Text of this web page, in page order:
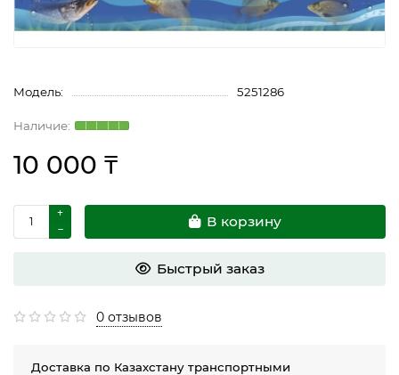
Модель: 5251286
10 000 ₸
В корзину
Быстрый заказ
0 отзывов
Доставка по Казахстану транспортными